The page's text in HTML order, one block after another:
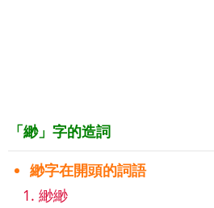
「緲」字的造詞
緲字在開頭的詞語
緲緲